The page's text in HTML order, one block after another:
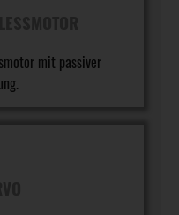
mit passiver